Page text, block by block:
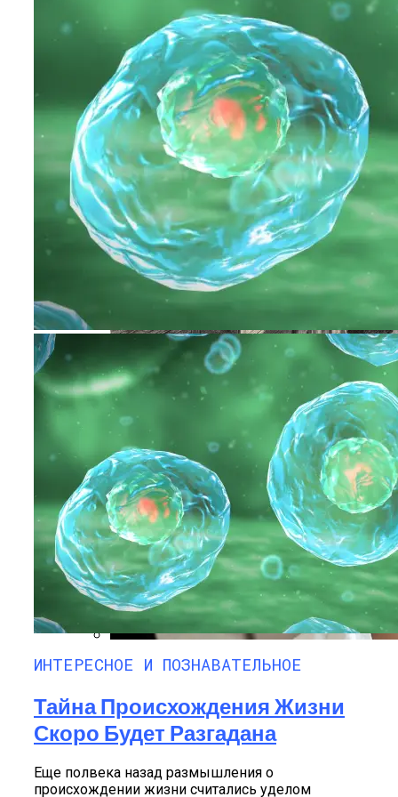
Женская Зимняя Обувь: 5 Стильных
Моделей, За Которыми
Лунный Календарь Окрашивания
Интересные Факты О Войнах…
Самая Известная Охота На Ведьм В
Истории: Как Проходил Салемский
Процесс
ИНТЕРЕСНОЕ И ПОЗНАВАТЕЛЬНОЕ
Тайна Происхождения Жизни
Скоро Будет Разгадана
Еще полвека назад размышления о
происхождении жизни считались уделом